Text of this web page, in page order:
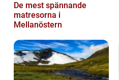
De mest spännande
matresorna i
Mellanöstern